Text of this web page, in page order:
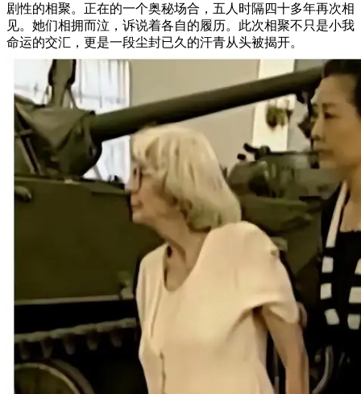
剧性的相聚。正在的一个奥秘场合，五人时隔四十多年再次相
见。她们相拥而泣，诉说着各自的履历。此次相聚不只是小我
命运的交汇，更是一段尘封已久的汗青从头被揭开。